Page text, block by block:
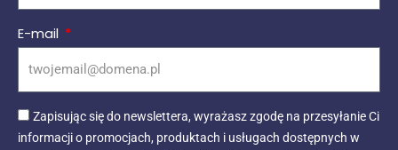
E-mail
Zapisując się do newslettera, wyrażasz zgodę na przesyłanie Ci
informacji o promocjach, produktach i usługach dostępnych w